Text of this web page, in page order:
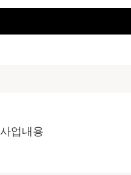
업내용